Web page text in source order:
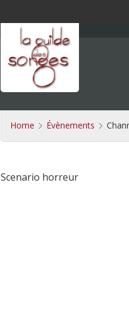
Home Évènements
Scenario horreur